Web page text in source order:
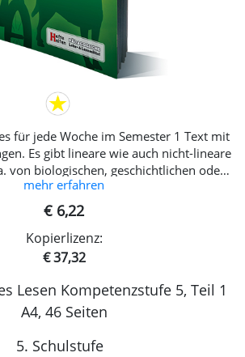
für jede Woche im Semester 1 Text mit
Es gibt lineare wie auch nicht-lineare
von biologischen, geschichtlichen oder
Themen handeln. NEU in dieser
um zusätzlich auch die
zu fördern! Lesethemen Tiere Könige
Stundenpläne Basteln und vieles mehr
mehr erfahren
€ 6,22
Kopierlizenz:
€ 37,32
Lesen Kompetenzstufe 5, Teil 1
A4, 46 Seiten
5. Schulstufe